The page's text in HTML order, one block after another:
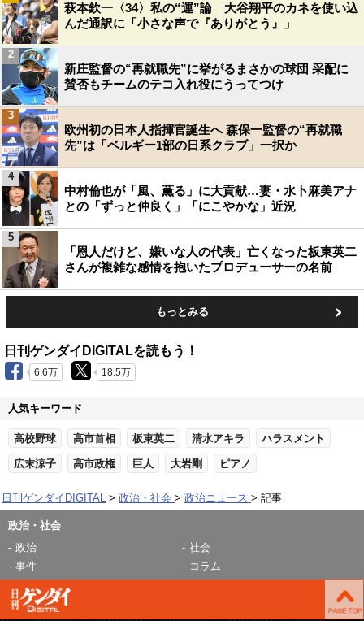
萩本欽一〈34〉私の“運”論 大谷翔平のカネを使い込
んだ通訳に「小さな声で『ありがとう』」
新庄監督の“再就職先”に挙がるまさかの球団 采配に
賛否もチームのテコ入れ役にうってつけ
2
欧州初の日本人指揮官誕生へ 森保一監督の“再就職
先”は「ベルギー1部の日系クラブ」一択か
3
中村倫也が「風、薫る」に大貢献…妻・水卜麻美アナ
との「ずっと仲良く」「にこやかな」近況
4
「恩人だけど、嫌いな人の代表」亡くなった板東英二
さんが複雑な感情を抱いたプロデューサーの名前
5
もっとみる
日刊ゲンダイDIGITALを読もう！
6.6万 18.5万
人気キーワード
高校野球 高市首相 板東英二 清水アキラ ハラスメント
広末涼子 高市政権 巨人 大岩剛 ピアノ
日刊ゲンダイDIGITAL 政治・社会 政治ニュース 記事
政治・社会
政治
社会
事件
コラム